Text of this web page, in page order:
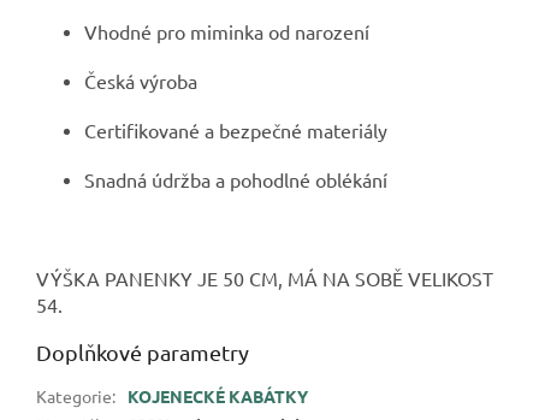
Vhodné pro miminka od narození
Česká výroba
Certifikované a bezpečné materiály
Snadná údržba a pohodlné oblékání
VÝŠKA PANENKY JE 50 CM, MÁ NA SOBĚ VELIKOST
54.
Doplňkové parametry
Kategorie:
KOJENECKÉ KABÁTKY